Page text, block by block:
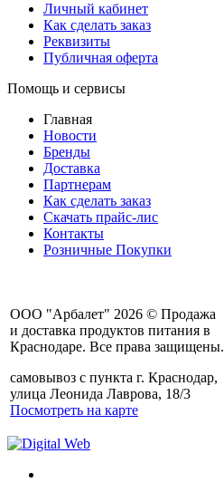
Личный кабинет
Как сделать заказ
Реквизиты
Публичная оферта
Помощь и сервисы
Главная
Новости
Бренды
Доставка
Партнерам
Как сделать заказ
Скачать прайс-лис
Контакты
Розничные Покупки
ООО "Арбалет" 2026 © Продажа
и доставка продуктов питания в
Краснодаре. Все права защищены.
самовывоз с пункта г. Краснодар,
улица Леонида Лаврова, 18/3
Посмотреть на карте